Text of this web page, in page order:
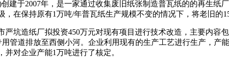
于2007年，是一家通过收集废旧纸张制造普瓦纸的的再生纸
在保持原有1万吨/年普瓦纸生产规模不变的情况下，将老旧的
造纸厂拟投资450万元对现有项目进行技术改造，主要内容
管道排放至西侧小河。企业利用现有的生产工艺进行生产，产
对企业产能1万吨进行了核定。